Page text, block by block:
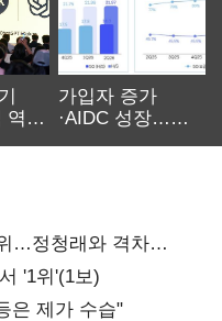
역대
가입자 증가
·AIDC 성장…
…정청래와 격차
'1위'(1보)
은 제가 수습"